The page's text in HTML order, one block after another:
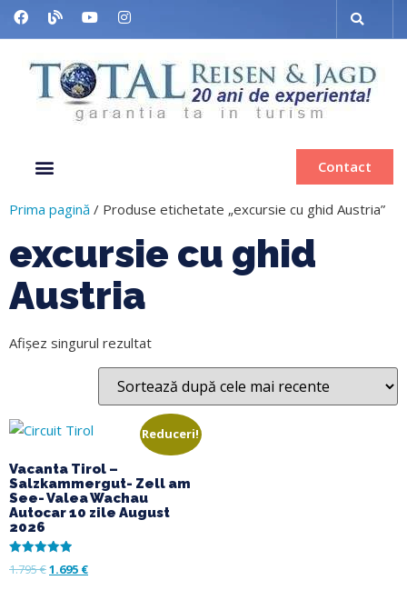
Contact
Prima pagină / Produse etichetate „excursie cu ghid Austria”
excursie cu ghid
Austria
Afișez singurul rezultat
Reduceri!
Vacanta Tirol –
Salzkammergut- Zell am
See- Valea Wachau
Autocar 10 zile August
2026
Evaluat la
5.00
1.795€1.695 €